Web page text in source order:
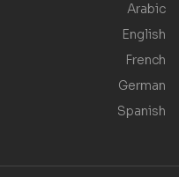
Arabic
English
French
German
Spanish